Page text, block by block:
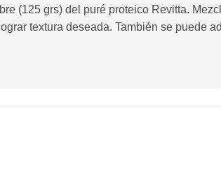
(125 grs) del puré proteico Revitta.
textura deseada. También se puede